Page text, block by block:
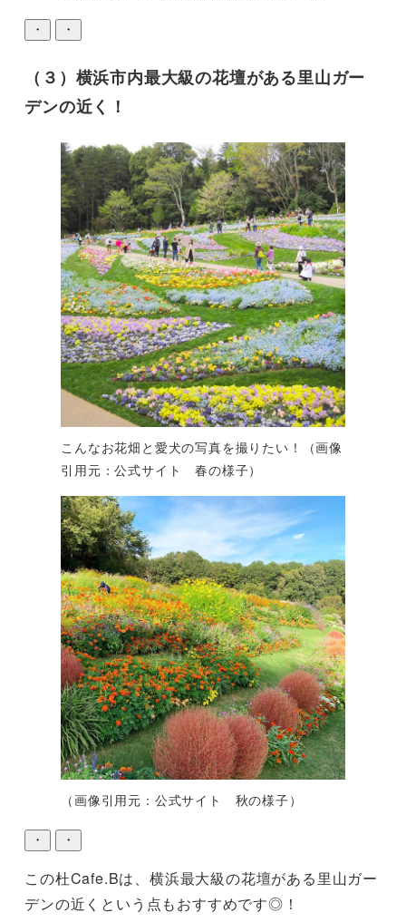
・ ・
（３）横浜市内最大級の花壇がある里山ガー
デンの近く！
こんなお花畑と愛犬の写真を撮りたい！（画像
引用元：公式サイト 春の様子）
（画像引用元：公式サイト 秋の様子）
・ ・
この杜Cafe.Bは、横浜最大級の花壇がある里山ガー
デンの近くという点もおすすめです◎！